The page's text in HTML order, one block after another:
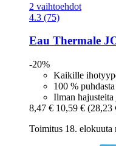
2 vaihtoehdot
4.3 (75)
Eau Thermale
-20%
Kaikille
100 %
Ilman hajusteita
8,47 € 10,59 € (28,23
Toimitus 18. elokuuta